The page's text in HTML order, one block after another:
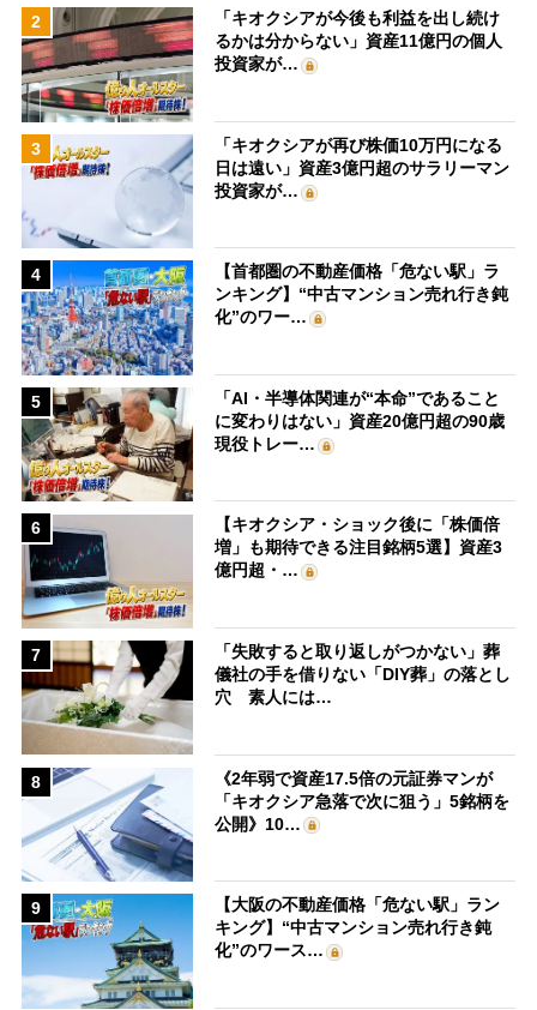
2
「キオクシアが今後も利益を出し続け
るかは分からない」資産11億円の個人
投資家が…
3
「キオクシアが再び株価10万円になる
日は遠い」資産3億円超のサラリーマン
投資家が…
4
【首都圏の不動産価格「危ない駅」ラ
ンキング】“中古マンション売れ行き鈍
化”のワー…
5
「AI・半導体関連が“本命”であること
に変わりはない」資産20億円超の90歳
現役トレー…
6
【キオクシア・ショック後に「株価倍
増」も期待できる注目銘柄5選】資産3
億円超・…
7
「失敗すると取り返しがつかない」葬
儀社の手を借りない「DIY葬」の落とし
穴 素人には…
8
《2年弱で資産17.5倍の元証券マンが
「キオクシア急落で次に狙う」5銘柄を
公開》10…
9
【大阪の不動産価格「危ない駅」ラン
キング】“中古マンション売れ行き鈍
化”のワース…